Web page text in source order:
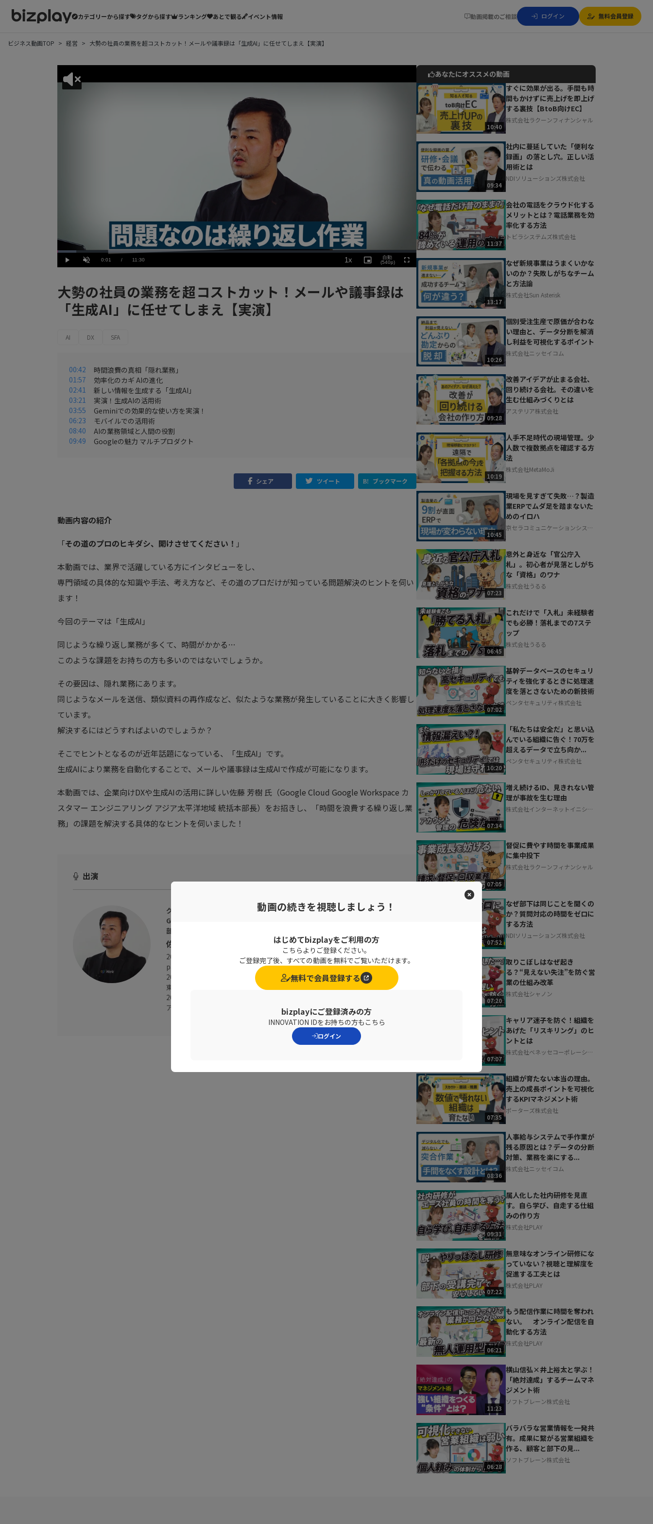
カテゴリーから探す タグから探す ランキング あとで観る イベント情報 動画掲載のご相談 ログイン 無料会員登録
ビジネス動画TOP 経営 大勢の社員の業務を超コストカット！メールや議事録は「生成AI」に任せてしまえ【実演】
Play UnmuteCurrent
0:01 / Duration
11:30
Loaded:
5.22%
1x
Rate
Picture-
in-
自動
(540p)
Fullscreen
大勢の社員の業務を超コストカット！メールや議事録は
「生成AI」に任せてしまえ【実演】
AI DX SFA
00:42
時間浪費の真相「隠れ業務」
01:57
効率化のカギ AIの進化
02:41
新しい情報を生成する「生成AI」
03:21
実演！生成AIの活用術
03:55
Geminiでの効果的な使い方を実演！
06:23
モバイルでの活用術
08:40
AIの業務領域と人間の役割
09:49
Googleの魅力 マルチプロダクト
シェア ツイート ブックマーク
動画内容の紹介
「その道のプロのヒキダシ、開けさせてください！ 」
本動画では、業界で活躍している方にインタビューをし、
専門領域の具体的な知識や手法、考え方など、その道のプロだけが知っている問題解決のヒントを伺い
ます！
今回のテーマは「生成AI」
同じような繰り返し業務が多くて、時間がかかる…
このような課題をお持ちの方も多いのではないでしょうか。
その要因は、隠れ業務にあります。
同じようなメールを送信、類似資料の再作成など、似たような業務が発生していることに大きく影響し
ています。
解決するにはどうすればよいのでしょうか？
そこでヒントとなるのが近年話題になっている、「生成AI」です。
生成AIにより業務を自動化することで、メールや議事録は生成AIで作成が可能になります。
本動画では、企業向けDXや生成AIの活用に詳しい佐藤 芳樹 氏（Google Cloud Google Workspace カ
スタマー エンジニアリング アジア太平洋地域 統括本部長）をお招きし、「時間を浪費する繰り返し業
務」の課題を解決する具体的なヒントを伺いました！
出演
グーグル・クラウド・ジャパン合同会社
Google Workspace カスタマー エンジニアリング アジア太平洋地域 統括本
部長
佐藤 芳樹（さとう・よしき）
2012 年に Google 日本法人に入社後、中堅・中小企業向けの Google Works
pace のセールス マネージャーを経て
2016 年より Google Aisa Pacific（シンガポール本社）に転籍
東南アジアの Google Cloud Platform ビジネスの立ち上げに携わった後、
2019 年よりアジア太平洋地域の Google Workspace のカスタマーエンジニ
アリング部門を統括
動画でご紹介しているサービスについて
お気軽にご相談・ご質問いただけます！
30秒でお申し込み可能
相談を希望する 無料
あなたにオススメの動画
10:40
すぐに効果が出る。手間も時
間もかけずに売上げを即上げ
する裏技【BtoB向けEC】
株式会社ラクーンフィナンシャル
09:34
社内に蔓延していた「便利な
録画」の落とし穴。正しい活
用術とは
NDIソリューションズ株式会社
11:37
会社の電話をクラウド化する
メリットとは？電話業務を効
率化する方法
トビラシステムズ株式会社
13:17
なぜ新規事業はうまくいかな
いのか？失敗しがちなチーム
と方法論
株式会社Sun Asterisk
10:26
個別受注生産で原価が合わな
い理由と、データ分断を解消
し利益を可視化するポイント
株式会社ニッセイコム
09:28
改善アイデアが止まる会社、
回り続ける会社。その違いを
生む仕組みづくりとは
アステリア株式会社
10:19
人手不足時代の現場管理。少
人数で複数拠点を確認する方
法
株式会社MetaMoJi
10:45
現場を見すぎて失敗…？製造
業ERPでムダ足を踏まないた
めのイロハ
京セラコミュニケーションシステ
07:23
意外と身近な「官公庁入
札」。初心者が見落としがち
な「資格」のワナ
株式会社うるる
06:45
これだけで「入札」未経験者
でも必勝！落札までの7ステ
ップ
株式会社うるる
07:02
基幹データベースのセキュリ
ティを強化するときに処理速
度を落とさないための新技術
ペンタセキュリティ株式会社
10:20
「私たちは安全だ」と思い込
んでいる組織に告ぐ！70万を
超えるデータで立ち向か...
ペンタセキュリティ株式会社
07:34
増え続けるID、見きれない管
理が事故を生む理由
株式会社インターネットイニシア
07:05
督促に費やす時間を事業成果
に集中投下
株式会社ラクーンフィナンシャル
07:52
なぜ部下は同じことを聞くの
か？質問対応の時間をゼロに
する方法
NDIソリューションズ株式会社
07:20
取りこぼしはなぜ起き
る？“見えない失注”を防ぐ営
業の仕組み改革
株式会社シャノン
07:07
キャリア迷子を防ぐ！組織を
あげた「リスキリング」のヒ
ントとは
株式会社ベネッセコーポレーショ
07:35
組織が育たない本当の理由。
売上の成長ポイントを可視化
するKPIマネジメント術
ポーターズ株式会社
08:36
人事給与システムで手作業が
残る原因とは？データの分断
対策、業務を楽にする...
株式会社ニッセイコム
09:31
属人化した社内研修を見直
す。自ら学び、自走する仕組
みの作り方
株式会社PLAY
07:22
無意味なオンライン研修にな
っていない？視聴と理解度を
促進する工夫とは
株式会社PLAY
06:21
もう配信作業に時間を奪われ
ない。 オンライン配信を自
動化する方法
株式会社PLAY
11:23
横山信弘×井上裕太と学ぶ！
「絶対達成」するチームマネ
ジメント術
ソフトブレーン株式会社
06:28
バラバラな営業情報を一発共
有。成果に繋がる営業組織を
作る、顧客と部下の見...
ソフトブレーン株式会社
動画の続きを視聴しましょう！
はじめてbizplayをご利用の方
こちらよりご登録ください。
ご登録完了後、すべての動画を無料でご覧いただけます。
無料で会員登録する
bizplayにご登録済みの方
INNOVATION IDをお持ちの方もこちら
ログイン